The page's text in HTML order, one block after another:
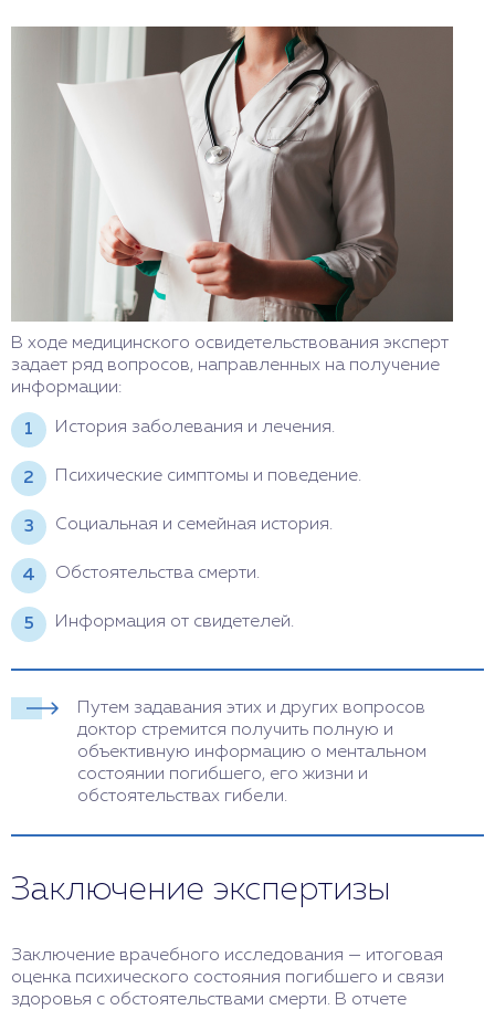
В ходе медицинского освидетельствования эксперт
задает ряд вопросов, направленных на получение
информации:
История заболевания и лечения.
Психические симптомы и поведение.
Социальная и семейная история.
Обстоятельства смерти.
Информация от свидетелей.
Путем задавания этих и других вопросов
доктор стремится получить полную и
объективную информацию о ментальном
состоянии погибшего, его жизни и
обстоятельствах гибели.
Заключение экспертизы
Заключение врачебного исследования — итоговая
оценка психического состояния погибшего и связи
здоровья с обстоятельствами смерти. В отчете